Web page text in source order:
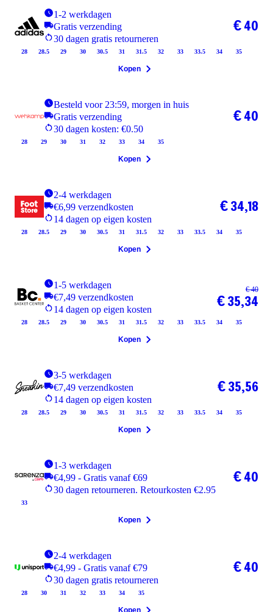
1-2 werkdagen
Gratis verzending
30 dagen gratis retourneren
28 28.5 29 30 30.5 31 31.5 32 33 33.5 34 35
€ 40
Kopen
Besteld voor 23:59, morgen in huis
Gratis verzending
30 dagen kosten: €0.50
28 29 30 31 32 33 34 35
€ 40
Kopen
2-4 werkdagen
€6,99 verzendkosten
14 dagen op eigen kosten
28 28.5 29 30 30.5 31 31.5 32 33 33.5 34 35
€ 34,18
Kopen
1-5 werkdagen
€7,49 verzendkosten
14 dagen op eigen kosten
28 28.5 29 30 30.5 31 31.5 32 33 33.5 34 35
€ 40
€ 35,34
Kopen
3-5 werkdagen
€7,49 verzendkosten
14 dagen op eigen kosten
28 28.5 29 30 30.5 31 31.5 32 33 33.5 34 35
€ 35,56
Kopen
1-3 werkdagen
€4,99 - Gratis vanaf €69
30 dagen retourneren. Retourkosten €2.95
33
€ 40
Kopen
2-4 werkdagen
€4,99 - Gratis vanaf €79
30 dagen gratis retourneren
28 30 31 32 33 34 35
€ 40
Kopen